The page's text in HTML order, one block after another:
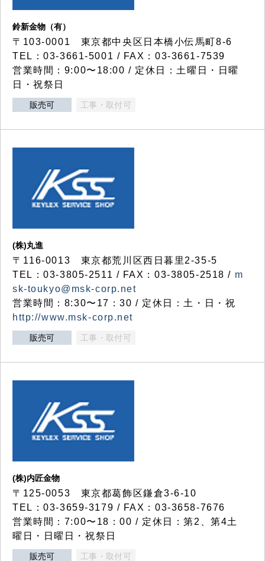
鈴新金物（有）
〒103-0001 東京都中央区日本橋小伝馬町8-6
TEL：03-3661-5001 / FAX：03-3661-7539
営業時間：9:00〜18:00 / 定休日：土曜日・日曜
日・祝祭日
販売可 工事・取付可
(株)丸進
〒116-0013 東京都荒川区西日暮里2-35-5
TEL：03-3805-2511 / FAX：03-3805-2518 / m
sk-toukyo@msk-corp.net
営業時間：8:30〜17：30 / 定休日：土・日・祝
http://www.msk-corp.net
販売可 工事・取付可
(株)内匠金物
〒125-0053 東京都葛飾区鎌倉3-6-10
TEL：03-3659-3179 / FAX：03-3658-7676
営業時間：7:00〜18：00 / 定休日：第2、第4土
曜日・日曜日・祝祭日
販売可 工事・取付可